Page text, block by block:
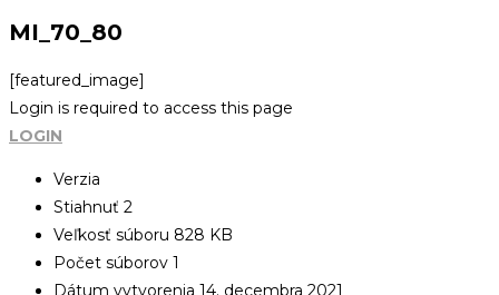
MI_70_80
[featured_image]
Login is required to access this page
LOGIN
Verzia
Stiahnuť 2
Veľkosť súboru 828 KB
Počet súborov 1
Dátum vytvorenia 14. decembra 2021